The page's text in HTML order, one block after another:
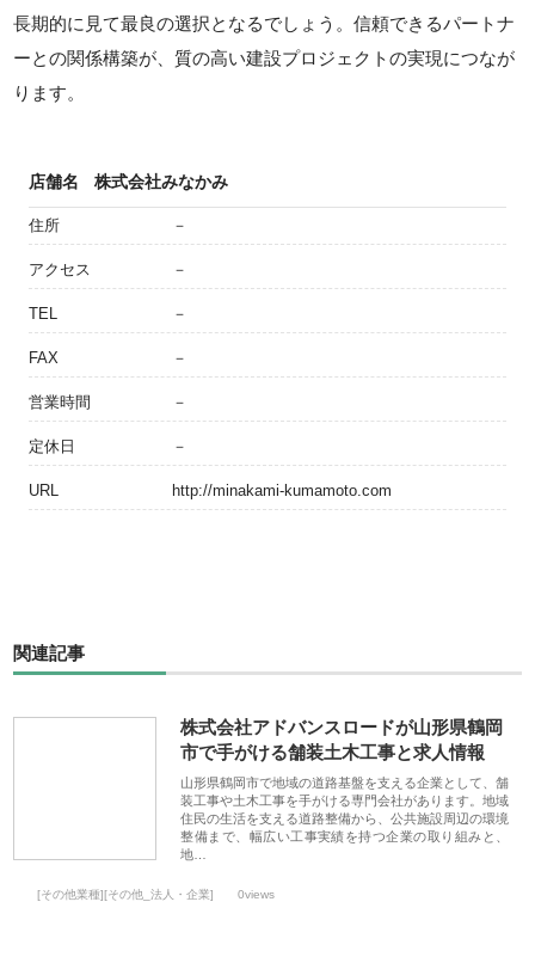
長期的に見て最良の選択となるでしょう。信頼できるパートナ
ーとの関係構築が、質の高い建設プロジェクトの実現につなが
ります。
店舗名 株式会社みなかみ
住所 －
アクセス －
TEL －
FAX －
営業時間 －
定休日 －
URL http://minakami-kumamoto.com
関連記事
株式会社アドバンスロードが山形県鶴岡
市で手がける舗装土木工事と求人情報
山形県鶴岡市で地域の道路基盤を支える企業として、舗
装工事や土木工事を手がける専門会社があります。地域
住民の生活を支える道路整備から、公共施設周辺の環境
整備まで、幅広い工事実績を持つ企業の取り組みと、
地…
[その他業種][その他_法人・企業] 0views